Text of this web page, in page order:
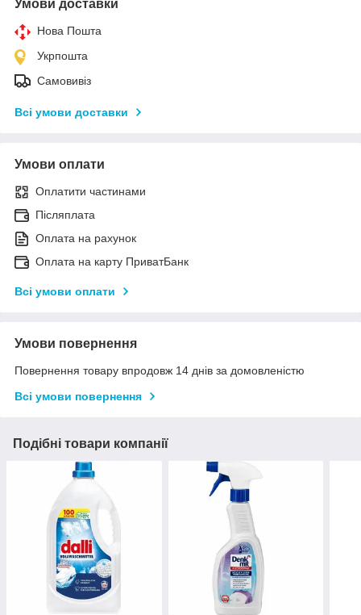
Умови доставки
Нова Пошта
Укрпошта
Самовивіз
Всі умови доставки
Умови оплати
Оплатити частинами
Післяплата
Оплата на рахунок
Оплата на карту ПриватБанк
Всі умови оплати
Умови повернення
Повернення товару впродовж 14 днів за домовленістю
Всі умови повернення
Подібні товари компанії